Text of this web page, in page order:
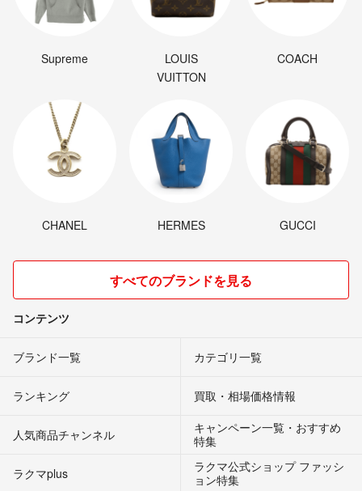
Supreme
LOUIS
VUITTON
COACH
CHANEL HERMES GUCCI
すべてのブランドを見る
コンテンツ
ブランド一覧 カテゴリ一覧
ランキング 買取・相場価格情報
人気商品チャンネル
キャンペーン一覧・おすすめ
特集
ラクマplus
ラクマ公式ショップ ファッシ
ョン特集